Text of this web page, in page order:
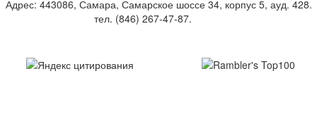
Адрес: 443086, Самара, Самарское шоссе 34, корпус 5, ауд. 428.
тел. (846) 267-47-87.